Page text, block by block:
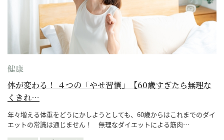
健康
体が変わる！ ４つの「やせ習慣」【60歳すぎたら無理な
くきれ…
年々増える体重をどうにかしようとしても、60歳からはこれまでのダイ
エットの常識は通じません！ 無理なダイエットによる筋肉…